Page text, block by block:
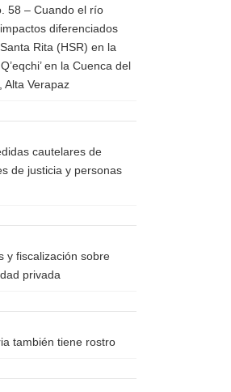
58 – Cuando el río
diferenciados
Rita (HSR) en la
en la Cuenca del
Alta Verapaz
cautelares de
de justicia y personas
y fiscalización sobre
privada
también tiene rostro